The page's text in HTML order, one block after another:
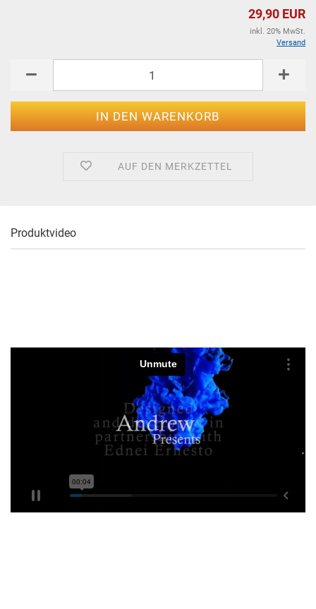
29,90 EUR
inkl. 20% MwSt.
Versand
AUF DEN MERKZETTEL
Produktvideo